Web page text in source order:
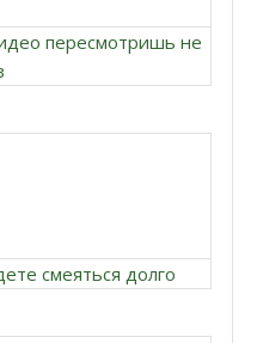
пересмотришь не
смеяться долго